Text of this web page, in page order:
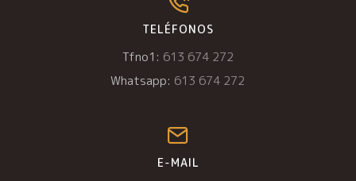
TELÉFONOS
Tfno1: 613 674 272
Whatsapp: 613 674 272
E-MAIL